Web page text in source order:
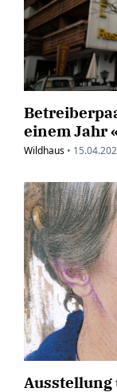
einem Jahr
Wildhaus •